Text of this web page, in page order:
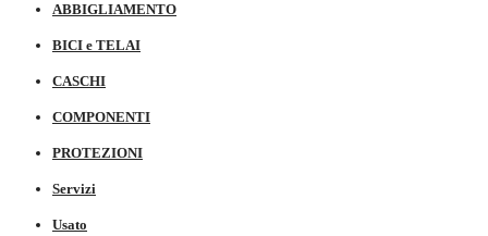
ABBIGLIAMENTO
BICI e TELAI
CASCHI
COMPONENTI
PROTEZIONI
Servizi
Usato